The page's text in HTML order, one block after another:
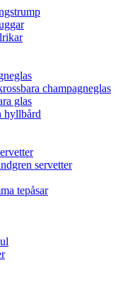
champagneglas
glas
hyllbård
servetter
tepåsar